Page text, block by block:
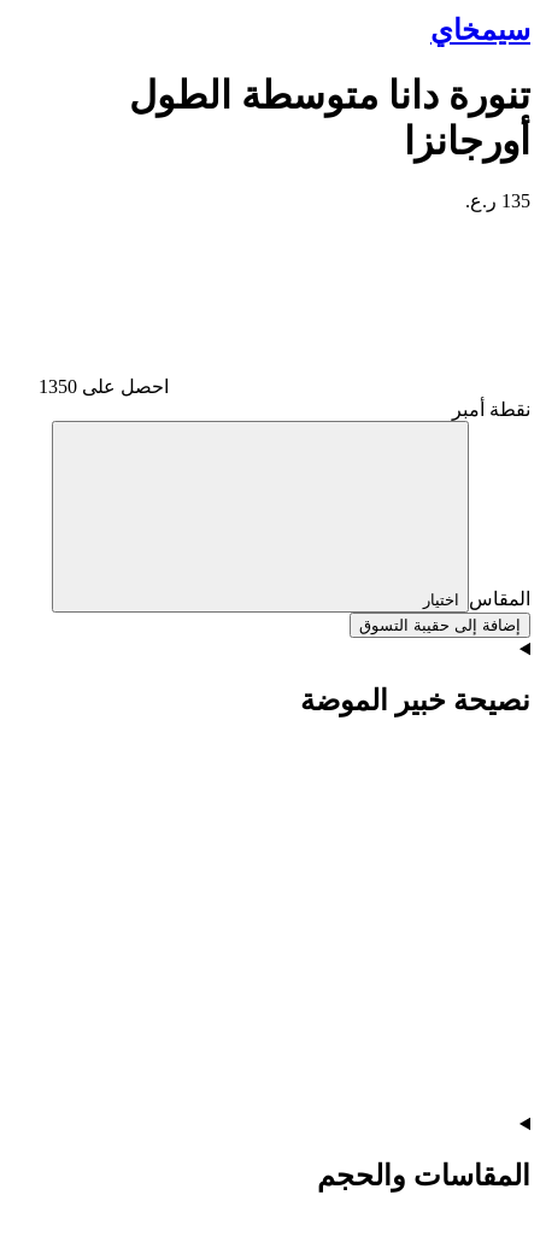
سيمخاي
تنورة دانا متوسطة الطول
أورجانزا
135 ر.ع.
احصل على 1350
نقطة أمبر
المقاس
اختيار
إضافة إلى حقيبة التسوق
نصيحة خبير الموضة
المقاسات والحجم